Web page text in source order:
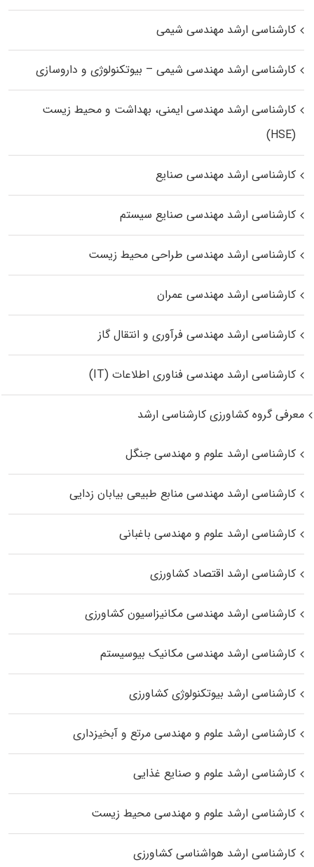
کارشناسی ارشد مهندسی شیمی
کارشناسی ارشد مهندسی شیمی – بیوتکنولوژی و داروسازی
کارشناسی ارشد مهندسی ایمنی، بهداشت و محیط زیست
(HSE)
کارشناسی ارشد مهندسی صنایع
کارشناسی ارشد مهندسی صنایع سیستم
کارشناسی ارشد مهندسی طراحی محیط زیست
کارشناسی ارشد مهندسی عمران
کارشناسی ارشد مهندسی فرآوری و انتقال گاز
کارشناسی ارشد مهندسی فناوری اطلاعات (IT)
معرفی گروه کشاورزی کارشناسی ارشد
کارشناسی ارشد علوم و مهندسی جنگل
کارشناسی ارشد مهندسی منابع طبیعی بیابان زدایی
کارشناسی ارشد علوم و مهندسی باغبانی
کارشناسی ارشد اقتصاد کشاورزی
کارشناسی ارشد مهندسی مکانیزاسیون کشاورزی
کارشناسی ارشد مهندسی مکانیک بیوسیستم
کارشناسی ارشد بیوتکنولوژی کشاورزی
کارشناسی ارشد علوم و مهندسی مرتع و آبخیزداری
کارشناسی ارشد علوم و صنایع غذایی
کارشناسی ارشد علوم و مهندسی محیط زیست
کارشناسی ارشد هواشناسی کشاورزی